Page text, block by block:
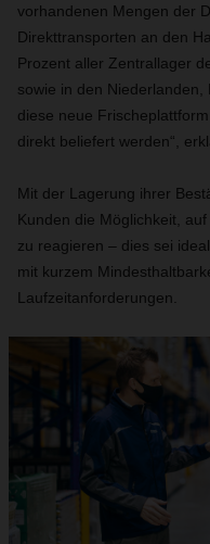
vorhandenen Mengen der
Direkttransporten an den
Prozent aller Zentrallager
sowie in den
diese neue
direkt beliefert werden“,
Mit der Lagerung ihrer
Kunden die Möglichkeit,
zu reagieren – dies sei
mit kurzem
Laufzeitanforderungen.